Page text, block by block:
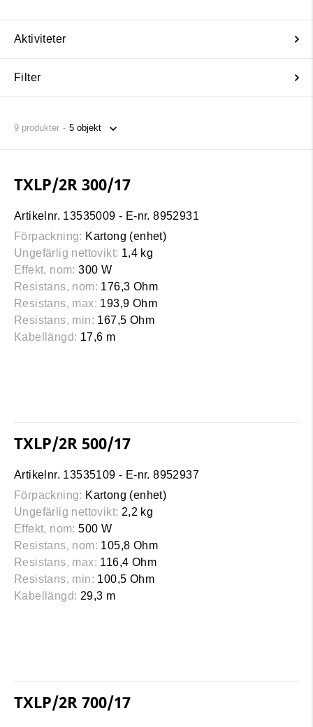
Aktiviteter
Filter
9 produkter
TXLP/2R 300/17
Artikelnr. 13535009 - E-nr. 8952931
Förpackning: Kartong (enhet)
Ungefärlig nettovikt: 1,4 kg
Effekt, nom: 300 W
Resistans, nom: 176,3 Ohm
Resistans, max: 193,9 Ohm
Resistans, min: 167,5 Ohm
Kabellängd: 17,6 m
TXLP/2R 500/17
Artikelnr. 13535109 - E-nr. 8952937
Förpackning: Kartong (enhet)
Ungefärlig nettovikt: 2,2 kg
Effekt, nom: 500 W
Resistans, nom: 105,8 Ohm
Resistans, max: 116,4 Ohm
Resistans, min: 100,5 Ohm
Kabellängd: 29,3 m
TXLP/2R 700/17